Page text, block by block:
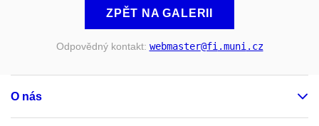
ZPĚT NA GALERII
Odpovědný kontakt: webmaster@fi.muni.cz
O nás